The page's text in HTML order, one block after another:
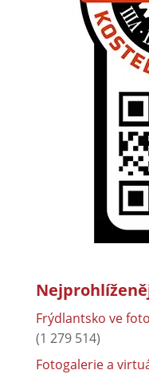
Frýdlantsko ve
(1 279 514)
Fotogalerie a